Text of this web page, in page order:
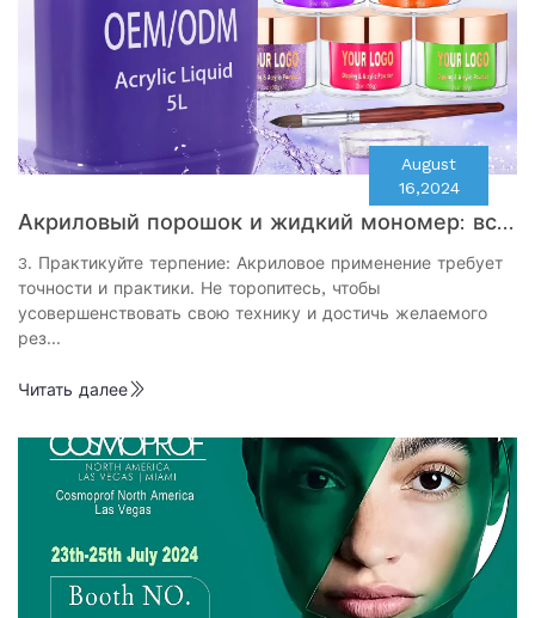
Акриловый порошок и жидкий мономер: все
объемлющее руководство
August
16,2024
3. Практикуйте терпение: Акриловое применение требует
точности и практики. Не торопитесь, чтобы
усовершенствовать свою технику и достичь желаемого
рез…
Читать далее